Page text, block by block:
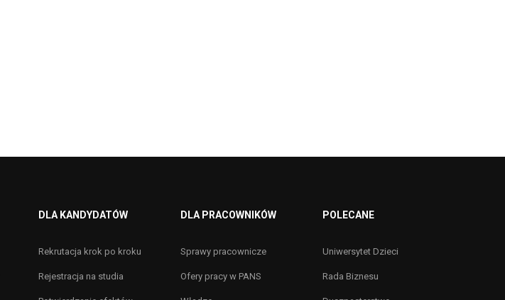
DLA KANDYDATÓW
Rekrutacja krok po kroku
Rejestracja na studia
DLA PRACOWNIKÓW
Sprawy pracownicze
Ofery pracy w PANS
POLECANE
Uniwersytet Dzieci
Rada Biznesu